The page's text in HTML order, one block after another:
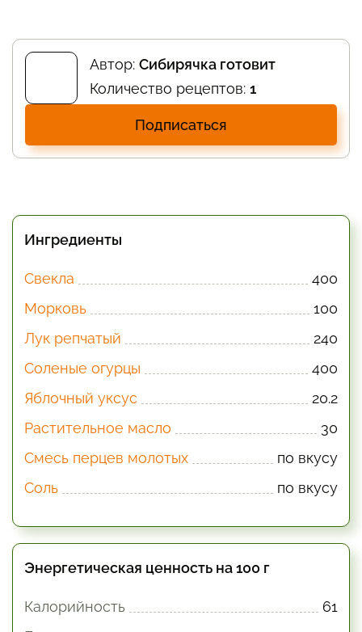
Автор: Сибирячка готовит
Количество рецептов: 1
Подписаться
Ингредиенты
Свекла
400
Морковь
100
Лук репчатый
240
Соленые огурцы
400
Яблочный уксус
20.2
Растительное масло
30
Смесь перцев молотых
по вкусу
Соль
по вкусу
Энергетическая ценность на 100 г
Калорийность
61